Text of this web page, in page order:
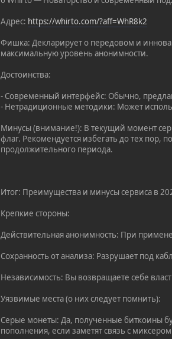
Адрес: https://whirto.com/?aff=WhR8k2
Фишка: Декларирует о передовом и
максимальную уровень анонимности.
Достоинства:
- Современный интерфейс: Обычно,
- Нетрадиционные методики: Может
Минусы (внимание!): В текущий момент
флаг. Рекомендуется избегать до тех пор,
продолжительного периода.
Итог: Преимущества и минусы сервиса в
Крепкие стороны:
Действительная анонимность: При
Сохранность от анализа: Разрушает под
Независимость: Вы возвращаете себе
Уязвимые места (о них следует помнить):
Серые монеты: Да, полученные биткоины
пополнения, если заметят связь с